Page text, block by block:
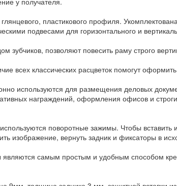
глянцевого, пластикового профиля.
подвесами для горизонтального и
зубчиков, позволяют повесить раму строго
всех классических расцветок помогут
используются для размещения деловых
награждений, оформления офисов и
поворотные зажимы. Чтобы
изображение, вернуть задник и фиксаторы в
самым простым и удобным способом